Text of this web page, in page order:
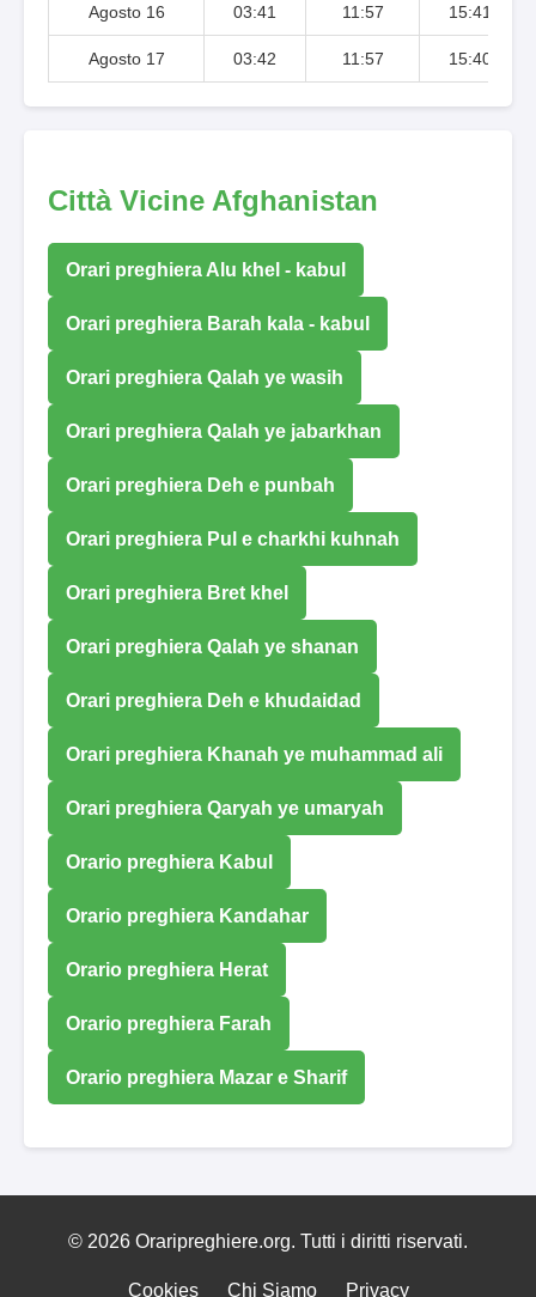
Agosto 16 03:41 11:57 15:41
Agosto 17 03:42 11:57 15:40
Città Vicine Afghanistan
Orari preghiera Alu khel - kabul
Orari preghiera Barah kala - kabul
Orari preghiera Qalah ye wasih
Orari preghiera Qalah ye jabarkhan
Orari preghiera Deh e punbah
Orari preghiera Pul e charkhi kuhnah
Orari preghiera Bret khel
Orari preghiera Qalah ye shanan
Orari preghiera Deh e khudaidad
Orari preghiera Khanah ye muhammad ali
Orari preghiera Qaryah ye umaryah
Orario preghiera Kabul
Orario preghiera Kandahar
Orario preghiera Herat
Orario preghiera Farah
Orario preghiera Mazar e Sharif
© 2026 Oraripreghiere.org. Tutti i diritti riservati.
Cookies Chi Siamo Privacy